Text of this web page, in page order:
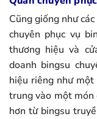
Cũng giống như
chuyên phục vụ
thương hiệu và
doanh bingsu
hiệu riêng như một
trung vào một món
hơn từ bingsu